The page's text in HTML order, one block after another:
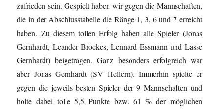
zufrieden sein. Gespielt haben wir gegen die Mannschaften,
die in der Abschlusstabelle die Ränge 1, 3, 6 und 7 erreicht
haben. Zu diesem tollen Erfolg haben alle Spieler (Jonas
Gernhardt, Leander Brockes, Lennard Essmann und Lasse
Gernhardt) beigetragen. Ganz besonders erfolgreich war
aber Jonas Gernhardt (SV Hellern). Immerhin spielte er
gegen die jeweils besten Spieler der 9 Mannschaften und
holte dabei tolle 5,5 Punkte bzw. 61 % der möglichen